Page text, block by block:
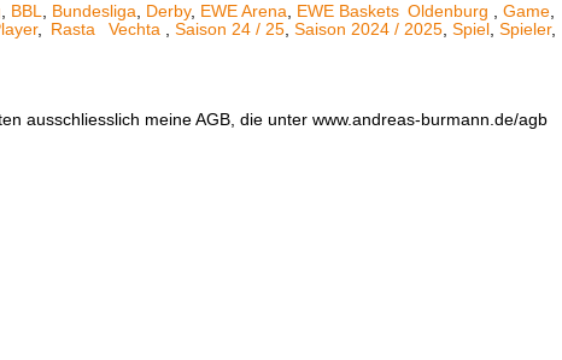
BBL Bundesliga Derby, EWE Arena EWE Baskets Oldenburg Game,
, Rasta Vechta Saison 24 / 25, Saison 2024 / 2025, Spiel, Spieler,
ausschliesslich meine AGB, die unter www.andreas-burmann.de/agb